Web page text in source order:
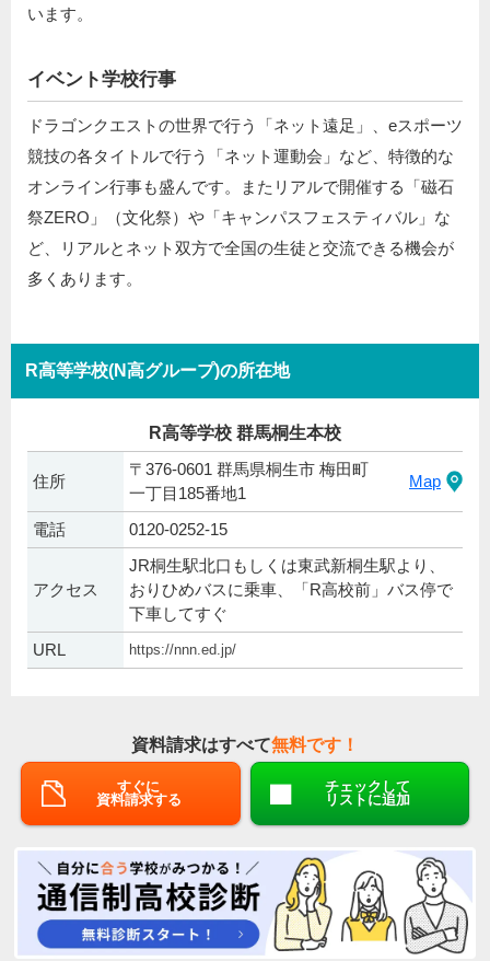
います。
イベント学校行事
ドラゴンクエストの世界で行う「ネット遠足」、eスポーツ
競技の各タイトルで行う「ネット運動会」など、特徴的な
オンライン行事も盛んです。またリアルで開催する「磁石
祭ZERO」（文化祭）や「キャンパスフェスティバル」な
ど、リアルとネット双方で全国の生徒と交流できる機会が
多くあります。
R高等学校(N高グループ)の所在地
R高等学校 群馬桐生本校
住所
〒376-0601 群馬県桐生市 梅田町
一丁目185番地1
Map
電話 0120-0252-15
アクセス
JR桐生駅北口もしくは東武新桐生駅より、
おりひめバスに乗車、「R高校前」バス停で
下車してすぐ
URL
https://nnn.ed.jp/
資料請求はすべて無料です！
すぐに
資料請求する
チェックして
リストに追加